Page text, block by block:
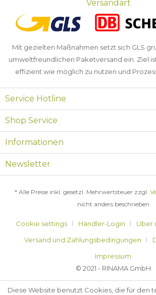
Versandart
Mit gezielten Maßnahmen setzt sich GLS
umweltfreundlichen Paketversand ein. Ziel
effizient wie möglich zu nutzen und
Service Hotline
Shop Service
Informationen
Newsletter
* Alle Preise inkl. gesetzl. Mehrwertsteuer zzgl.
nicht anders beschrieben
Cookie settings Händler-Login Über
Versand und Zahlungsbedingungen
Impressum
© 2021 - RINAMA GmbH
Diese Website benutzt Cookies, die für den